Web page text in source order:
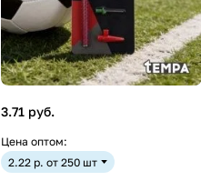
3.71 руб.
Цена оптом:
2.22 р. от 250 шт